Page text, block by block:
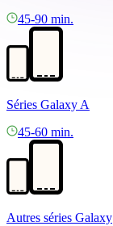
45-90 min.
Séries Galaxy A
45-60 min.
Autres séries Galaxy